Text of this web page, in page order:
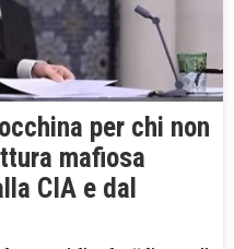
per chi non
mafiosa
CIA e dal